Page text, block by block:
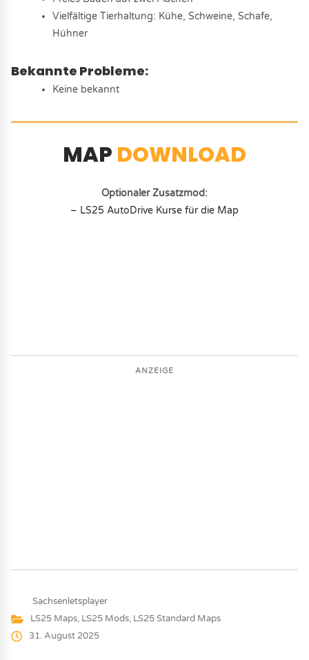
Vielfältige Tierhaltung: Kühe, Schweine, Schafe,
Hühner
Bekannte Probleme:
Keine bekannt
MAP DOWNLOAD
Optionaler Zusatzmod:
– LS25 AutoDrive Kurse für die Map
ANZEIGE
Sachsenletsplayer
LS25 Maps, LS25 Mods, LS25 Standard Maps
31. August 2025